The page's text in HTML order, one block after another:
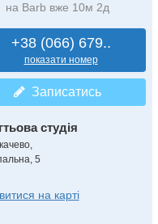
на Barb вже 10м 2д
+38 (066) 679..
показати номер
Записатись
студія
5
на карті